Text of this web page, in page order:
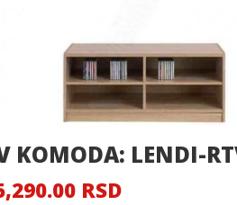
KOMODA: LENDI-
RSD